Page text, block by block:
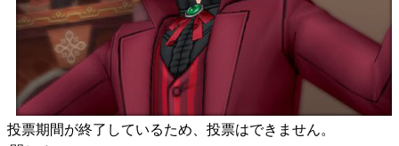
投票期間が終了しているため、投票はできません。